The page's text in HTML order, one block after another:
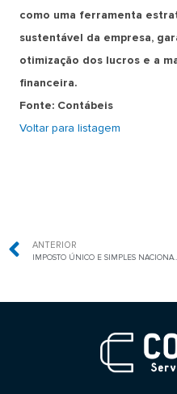
como uma ferramenta
sustentável da empresa,
otimização dos lucros e a
financeira.
Fonte: Contábeis
Voltar para listagem
ANTERIOR
IMPOSTO ÚNICO E SIMPLES NACIONAL: